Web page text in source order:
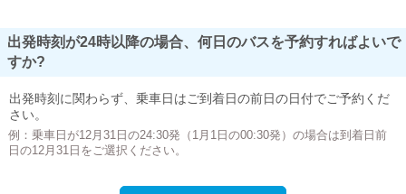
出発時刻が24時以降の場合、何日のバスを予約すればよいで
すか?
出発時刻に関わらず、乗車日はご到着日の前日の日付でご予約くだ
さい。
例：乗車日が12月31日の24:30発（1月1日の00:30発）の場合は到着日前
日の12月31日をご選択ください。